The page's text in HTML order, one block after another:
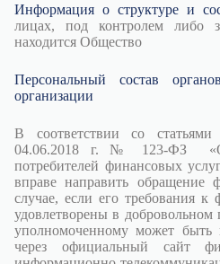
Информация о структуре и
лицах, под контролем либо
находится Общество
Персональный состав
организации
В соответствии со
04.06.2018 г. № 123-ФЗ
потребителей финансовых
вправе направить обращение
случае, если его требования
удовлетворены в
уполномоченному может быть
через официальный сайт